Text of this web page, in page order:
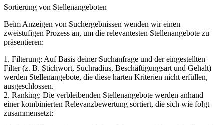
Sortierung von Stellenangeboten
Beim Anzeigen von Suchergebnissen wenden wir einen
zweistufigen Prozess an, um die relevantesten Stellenangebote zu
präsentieren:
1. Filterung: Auf Basis deiner Suchanfrage und der eingestellten
Filter (z. B. Stichwort, Suchradius, Beschäftigungsart und Gehalt)
werden Stellenangebote, die diese harten Kriterien nicht erfüllen,
ausgeschlossen.
2. Ranking: Die verbleibenden Stellenangebote werden anhand
einer kombinierten Relevanzbewertung sortiert, die sich wie folgt
zusammensetzt: